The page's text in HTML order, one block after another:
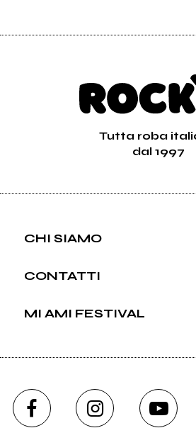
Tutta roba
dal 1997
CHI SIAMO
CONTATTI
MI AMI FESTIVAL